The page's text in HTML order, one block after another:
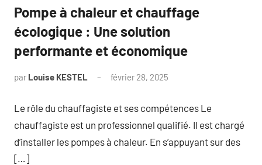
Pompe à chaleur et chauffage
écologique : Une solution
performante et économique
par Louise KESTEL février 28, 2025
Le rôle du chauffagiste et ses compétences Le
chauffagiste est un professionnel qualifié. Il est chargé
d’installer les pompes à chaleur. En s’appuyant sur des
[…]